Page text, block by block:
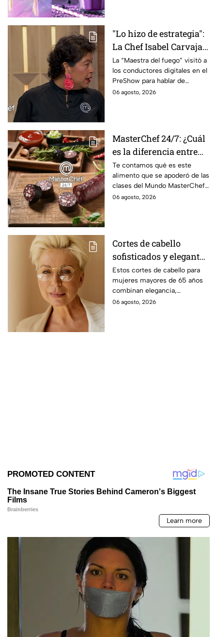
"Lo hizo de estrategia":
La Chef Isabel Carvajal
opina sobre la decisión
de Ramahá de subir a
Daniela al balcón de
MasterChef 24/7
La “Maestra del fuego” visitó a
los conductores digitales en el
PreShow para hablar de
algunos de los sucesos más
06 agosto, 2026
MasterChef 24/7: ¿Cuál
es la diferencia entre
morcilla y moronga?
Te contamos qué es este
alimento que se apoderó de las
clases del Mundo MasterChef
24/7.
06 agosto, 2026
Cortes de cabello
sofisticados y elegantes
para mujeres mayores
de 65 años
Estos cortes de cabello para
mujeres mayores de 65 años
combinan elegancia,
comodidad y estilo, con
06 agosto, 2026